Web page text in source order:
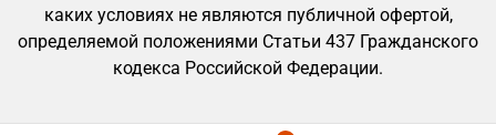
каких условиях не являются публичной офертой,
определяемой положениями Статьи 437 Гражданского
кодекса Российской Федерации.